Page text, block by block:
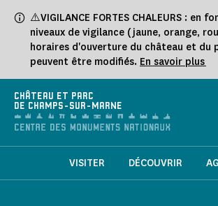
⚠️VIGILANCE FORTES CHALEURS : en
niveaux de vigilance (jaune, orange,
horaires d'ouverture du château et du
peuvent être modifiés. En savoir plus
CHÂTEAU ET PARC
DE CHAMPS-SUR-MARNE
VISITER DÉCOUVRIR